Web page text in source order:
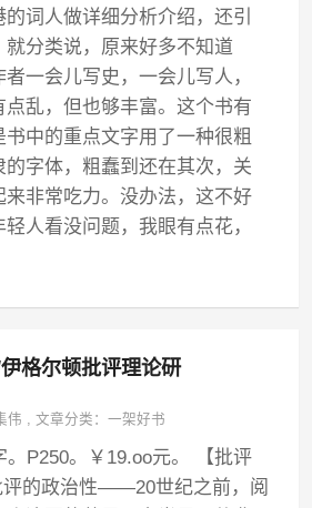
词人做详细分析介绍，还引
就分类说，原来好多不知道
一会儿写史，一会儿写人，
乱，但也够丰富。这个书有
中的重点文字用了一种很粗
字体，粗蠢到还在其次，关
来非常吃力。没办法，这不好
人看没问题，我眼有点花，
格尔顿批评理论研
伟 ,文章分类：一架好书
。P250。￥19.oo元。 【批评
评的政治性——20世纪之前，阅